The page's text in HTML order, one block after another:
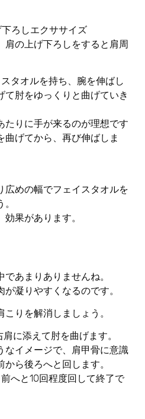
ろしエクササイズ
肩の上げ下ろしをすると肩周
タオルを持ち、腕を伸ばし
て肘をゆっくりと曲げていき
たりに手が来るのが理想です
げてから、再び伸ばしま
広めの幅でフェイスタオルを
果があります。
あまりありませんね。
凝りやすくなるのです。
りを解消しましょう。
に添えて肘を曲げます。
なイメージで、肩甲骨に意識
ら後ろへと回します。
へと10回程度回して終了で